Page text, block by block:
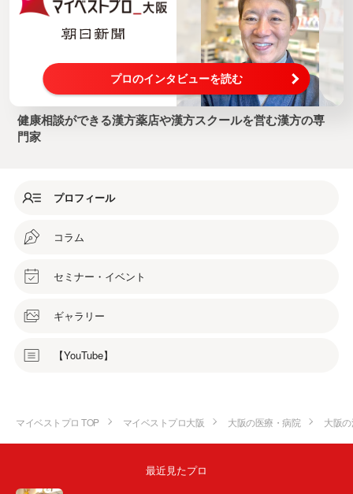
プロのインタビューを読む
健康相談ができる漢方薬店や漢方スクールを営む漢方の専
門家
プロフィール
コラム
セミナー・イベント
ギャラリー
【YouTube】
マイベストプロ TOP マイベストプロ大阪 大阪の医療・病院 大阪
最近見たプロ